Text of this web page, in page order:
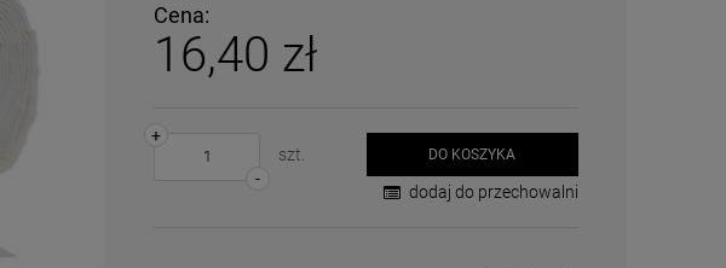
Cena:
16,40 zł
-
+
szt.
DO KOSZYKA
dodaj do przechowalni